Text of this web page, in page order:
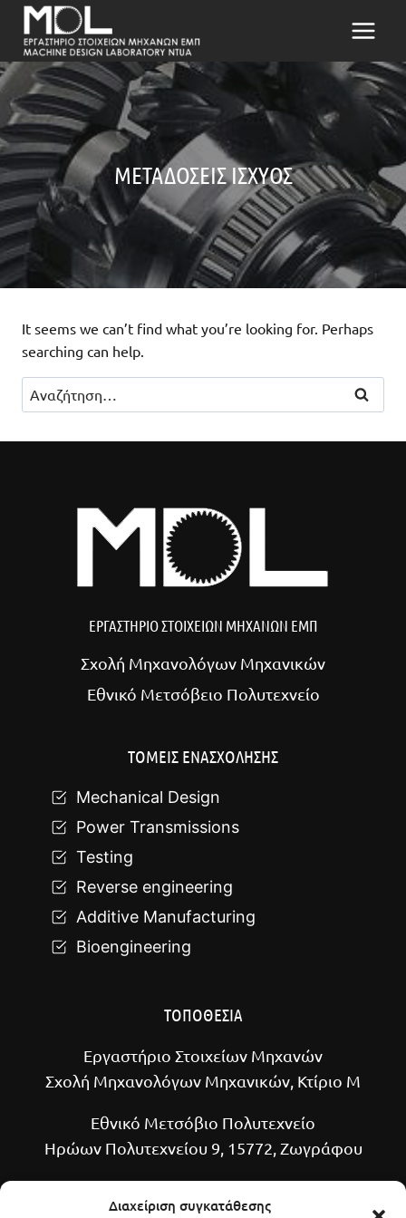
Διαχείριση συγκατάθεσης
Μετάβαση
περιεχόμενο
ΜΕΤΑΔΌΣΕΙΣ ΙΣΧΎΟΣ
It seems we can’t find what you’re looking for. Perhaps
searching can help.
Αναζήτηση
για:
ΕΡΓΑΣΤΗΡΙΟ ΣΤΟΙΧΕΙΩΝ ΜΗΧΑΝΩΝ ΕΜΠ
Σχολή Μηχανολόγων Μηχανικών
Εθνικό Μετσόβειο Πολυτεχνείο
ΤΟΜΕΙΣ ΕΝΑΣΧΟΛΗΣΗΣ
Mechanical Design
Power Transmissions
Testing
Reverse engineering
Additive Manufacturing
Bioengineering
ΤΟΠΟΘΕΣΙΑ
Εργαστήριο Στοιχείων Μηχανών
Σχολή Μηχανολόγων Μηχανικών, Κτίριο Μ
Εθνικό Μετσόβιο Πολυτεχνείο
Ηρώων Πολυτεχνείου 9, 15772, Ζωγράφου